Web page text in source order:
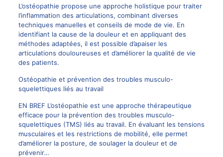
L’ostéopathie propose une approche holistique pour traiter
l’inflammation des articulations, combinant diverses
techniques manuelles et conseils de mode de vie. En
identifiant la cause de la douleur et en appliquant des
méthodes adaptées, il est possible d’apaiser les
articulations douloureuses et d’améliorer la qualité de vie
des patients.
Ostéopathie et prévention des troubles musculo-
squelettiques liés au travail
EN BREF L’ostéopathie est une approche thérapeutique
efficace pour la prévention des troubles musculo-
squelettiques (TMS) liés au travail. En évaluant les tensions
musculaires et les restrictions de mobilité, elle permet
d’améliorer la posture, de soulager la douleur et de
prévenir…